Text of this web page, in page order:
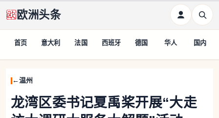
欧洲头条
首页 意大利 法国 西班牙 德国 华人 国内
温州
龙湾区委书记夏禹桨开展“大走